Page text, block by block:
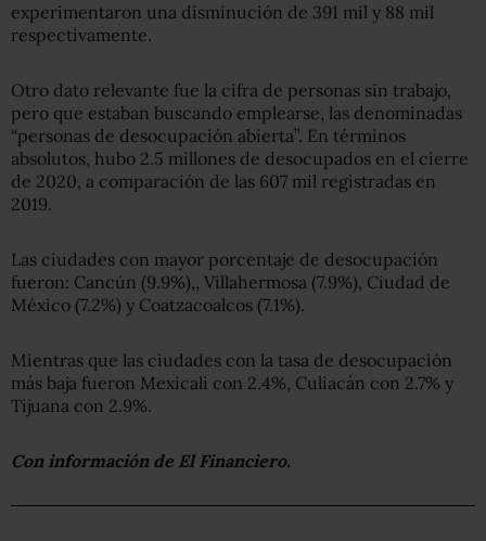
experimentaron una disminución de 391 mil y 88 mil
respectivamente.
Otro dato relevante fue la cifra de personas sin trabajo,
pero que estaban buscando emplearse, las denominadas
“personas de desocupación abierta”. En términos
absolutos, hubo 2.5 millones de desocupados en el cierre
de 2020, a comparación de las 607 mil registradas en
2019.
Las ciudades con mayor porcentaje de desocupación
fueron: Cancún (9.9%),, Villahermosa (7.9%), Ciudad de
México (7.2%) y Coatzacoalcos (7.1%).
Mientras que las ciudades con la tasa de desocupación
más baja fueron Mexicali con 2.4%, Culiacán con 2.7% y
Tijuana con 2.9%.
Con información de El Financiero.